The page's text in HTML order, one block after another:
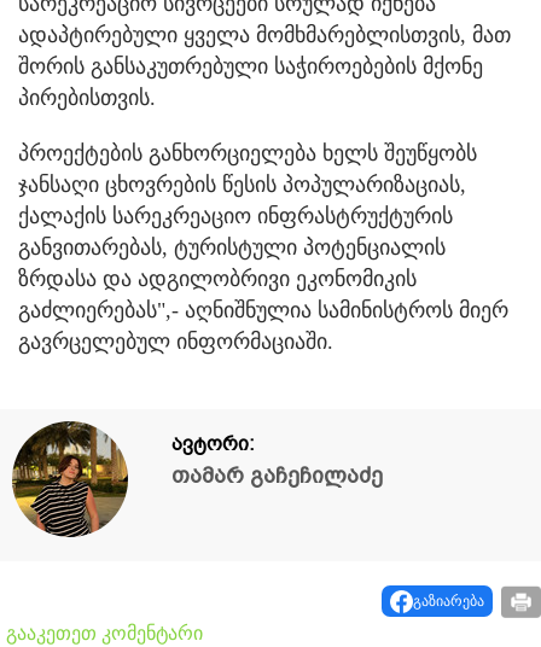
ადაპტირებული ყველა მომხმარებლისთვის, მათ
შორის განსაკუთრებული საჭიროებების მქონე
პირებისთვის.
პროექტების განხორციელება ხელს შეუწყობს
ჯანსაღი ცხოვრების წესის პოპულარიზაციას,
ქალაქის სარეკრეაციო ინფრასტრუქტურის
განვითარებას, ტურისტული პოტენციალის
ზრდასა და ადგილობრივი ეკონომიკის
გაძლიერებას",- აღნიშნულია სამინისტროს მიერ
გავრცელებულ ინფორმაციაში.
ავტორი:
თამარ გაჩეჩილაძე
გაზიარება
გააკეთეთ კომენტარი